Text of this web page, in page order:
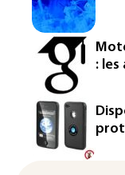
réseaux
demandeurs
Rugby: le
Enquête
: les